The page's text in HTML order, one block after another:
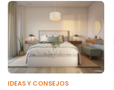
IDEAS Y CONSEJOS